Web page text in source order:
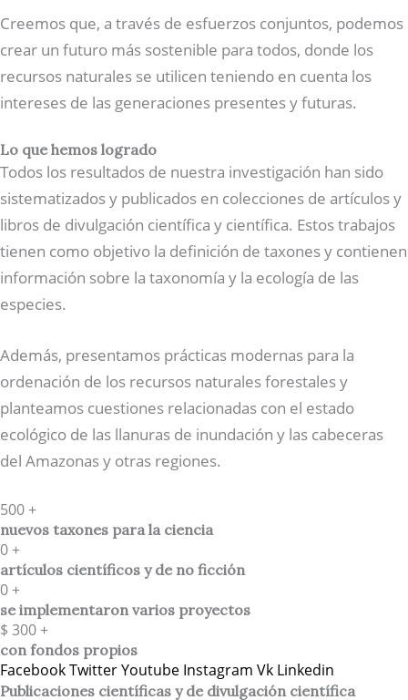
Creemos que, a través de esfuerzos conjuntos, podemos
crear un futuro más sostenible para todos, donde los
recursos naturales se utilicen teniendo en cuenta los
intereses de las generaciones presentes y futuras.
Lo que hemos logrado
Todos los resultados de nuestra investigación han sido
sistematizados y publicados en colecciones de artículos y
libros de divulgación científica y científica. Estos trabajos
tienen como objetivo la definición de taxones y contienen
información sobre la taxonomía y la ecología de las
especies.
Además, presentamos prácticas modernas para la
ordenación de los recursos naturales forestales y
planteamos cuestiones relacionadas con el estado
ecológico de las llanuras de inundación y las cabeceras
del Amazonas y otras regiones.
500+
nuevos taxones para la ciencia
0+
artículos científicos y de no ficción
0+
se implementaron varios proyectos
$ 300+
con fondos propios
FacebookTwitterYoutube Instagram Vk Linkedin
Publicaciones científicas y de divulgación científica​